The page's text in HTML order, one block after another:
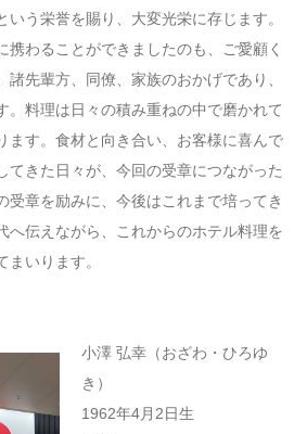
いう栄誉を賜り、大変光栄に存じます。
携わることができましたのも、ご愛顧く
諸先輩方、同僚、家族のおかげであり、
。料理は日々の積み重ねの中で磨かれて
ます。食材と向き合い、お客様に喜んで
てきた日々が、今回の受章につながった
受章を励みに、今後はこれまで培ってき
へ伝えながら、これからのホテル料理を
いります。
小澤 弘幸（おざわ・ひろゆ
き）
1962年4月2日生